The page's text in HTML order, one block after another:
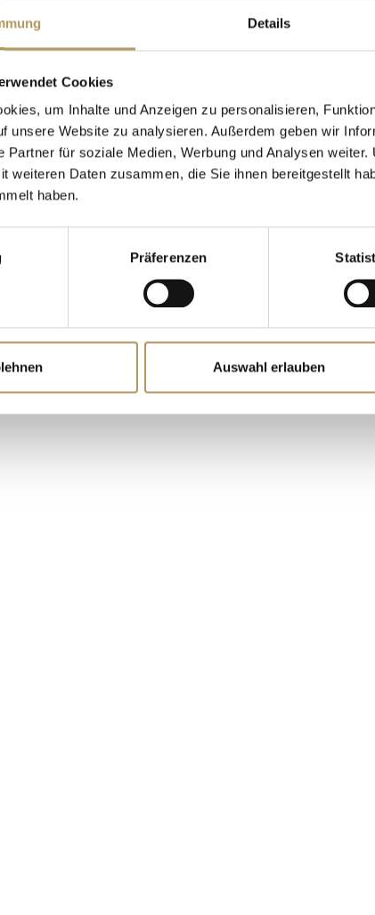
Details
Cookies
um Inhalte und Anzeigen zu personalisieren,
unsere Website zu analysieren. Außerdem geben wir
Partner für soziale Medien, Werbung und Analysen
weiteren Daten zusammen, die Sie ihnen bereitgestellt
haben.
Präferenzen
Auswahl erlauben
DI THIENE